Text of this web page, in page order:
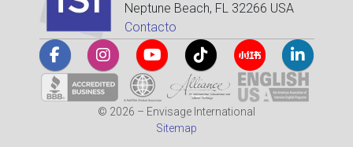
Neptune Beach, FL 32266 USA
Contacto
© 2026 – Envisage International
Sitemap